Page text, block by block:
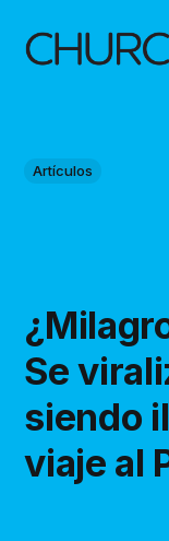
Artículos
Se
siendo
viaje al